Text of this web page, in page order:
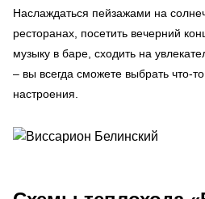
Наслаждаться пейзажами на
ресторанах, посетить вечерний
музыку в баре, сходить на
– вы всегда сможете выбрать что-
настроения.